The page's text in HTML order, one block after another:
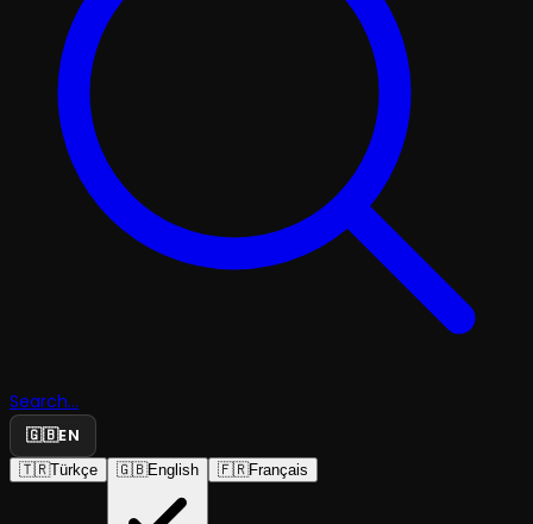
Search...
🇬🇧EN
🇹🇷Türkçe 🇬🇧English 🇫🇷Français